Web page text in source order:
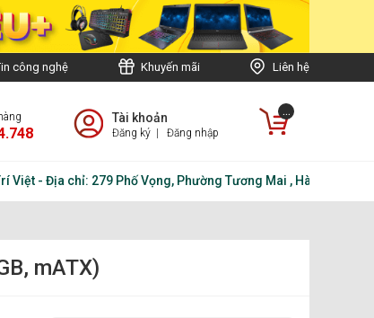
công nghệ Khuyến mãi Liên hệ
Tài khoản
Đăng ký Đăng nhập
...
- Địa chỉ: 279 Phố Vọng, Phường Tương Mai , Hà Nội - Điện
mATX)